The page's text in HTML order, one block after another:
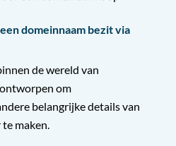
domeinnaam bezit via
de wereld van
om
belangrijke details van
maken.